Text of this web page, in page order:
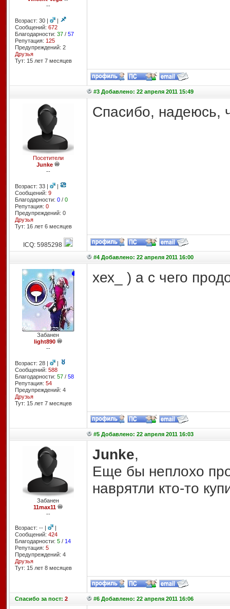
--
Возраст: 30 |
|
Сообщений: 672
Благодарности: 37/ 57
Репутация: 125
Предупреждений: 2
Друзья
Тут: 15 лет 7 месяцев
#3 Добавлено: 22 апреля 2011 15:49
Посетители
Junke
--
Возраст: 33 |
|
Сообщений: 9
Благодарности: 0/ 0
Репутация: 0
Предупреждений: 0
Друзья
Тут: 16 лет 6 месяцев
Спасибо, надеюсь,
ICQ: 5985298
#4 Добавлено: 22 апреля 2011 16:00
Забанен
light890
--
Возраст: 28 |
|
Сообщений: 588
Благодарности: 57/ 58
Репутация: 54
Предупреждений: 4
Друзья
Тут: 15 лет 7 месяцев
хех_ ) а с чего
#5 Добавлено: 22 апреля 2011 16:03
Забанен
11max11
--
Возраст: -- |
|
Сообщений: 424
Благодарности: 5/ 14
Репутация: 5
Предупреждений: 4
Друзья
Тут: 15 лет 8 месяцев
Junke,
Еще бы неплохо
наврятли кто-то
Спасибоза пост: 2 #6 Добавлено: 22 апреля 2011 16:06